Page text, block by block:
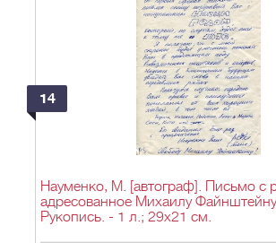
14
Науменко, М. [автограф]. Письмо с
адресованное Михаилу
Рукопись. - 1 л.; 29х21 см.